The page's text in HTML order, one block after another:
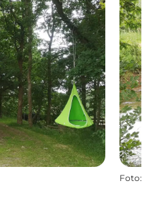
Foto: